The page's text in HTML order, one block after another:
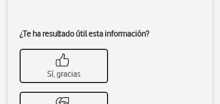
¿Te ha resultado útil esta información?
Sí, gracias